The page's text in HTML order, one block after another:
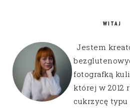
WITAJ
Jestem
fotografką
której w 2012
cukrzycę typu